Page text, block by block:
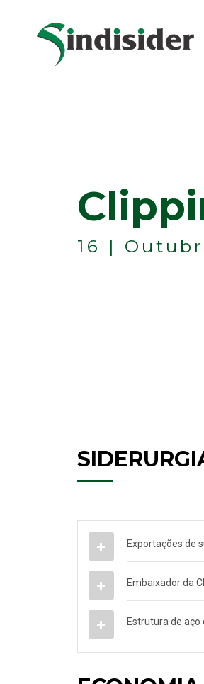
16 |
Exportações de
Embaixador da
Estrutura de aço